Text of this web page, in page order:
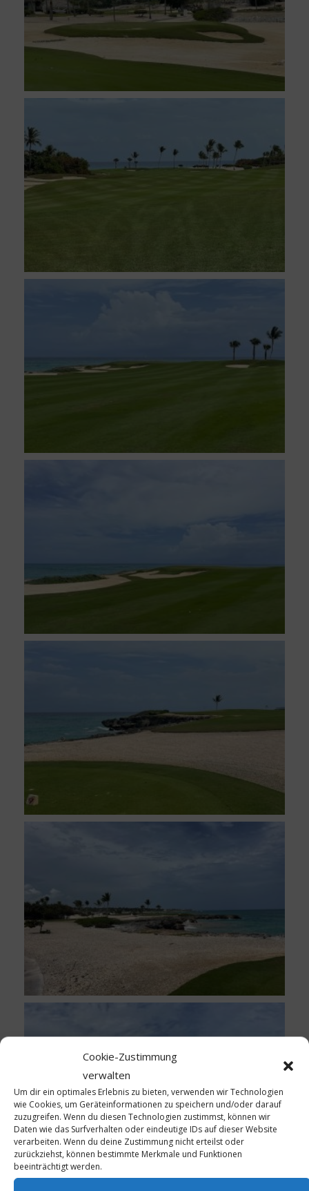
Cookie-Zustimmung
verwalten
Um dir ein optimales Erlebnis zu bieten, verwenden wir Technologien
wie Cookies, um Geräteinformationen zu speichern und/oder darauf
zuzugreifen. Wenn du diesen Technologien zustimmst, können wir
Daten wie das Surfverhalten oder eindeutige IDs auf dieser Website
verarbeiten. Wenn du deine Zustimmung nicht erteilst oder
zurückziehst, können bestimmte Merkmale und Funktionen
beeinträchtigt werden.